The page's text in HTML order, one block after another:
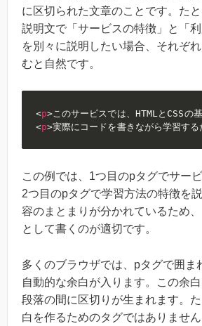
に区切られた文章のことです。た
説明文で「サービスの特徴」と「利
を別々に説明したい場合、それぞ
むと自然です。
<p>このサービスでは、HTMLとCSSの
<p>実際にコードを書きながら学習す
この例では、1つ目のpタグでサー
2つ目のpタグで学習方法の特徴を
容のまとまりが分かれているため
として書くのが適切です。
多くのブラウザでは、pタグで囲ま
自動的な余白が入ります。この余
段落の間に区切りが生まれます。
白を作るためのタグではありませ